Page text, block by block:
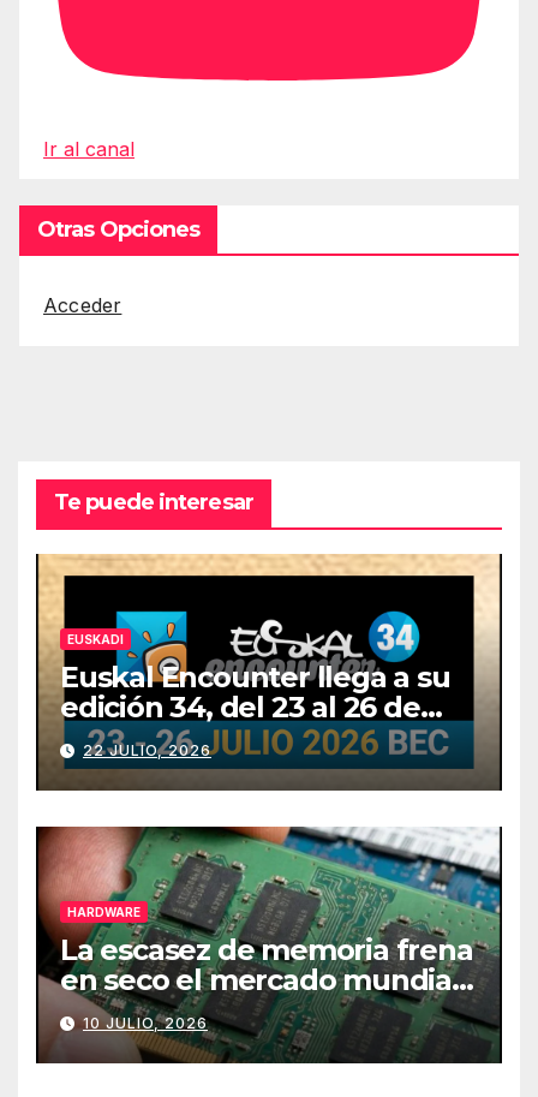
Ir al canal
Otras Opciones
Acceder
Te puede interesar
EUSKADI
Euskal Encounter llega a su
edición 34, del 23 al 26 de
julio
22 JULIO, 2026
HARDWARE
La escasez de memoria frena
en seco el mercado mundial
de PCs
10 JULIO, 2026